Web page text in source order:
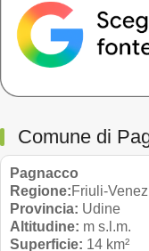
Comune di
Pagnacco
Regione:Friuli-
Provincia: Udine
Altitudine: m s.l.m.
Superficie: 14 km²